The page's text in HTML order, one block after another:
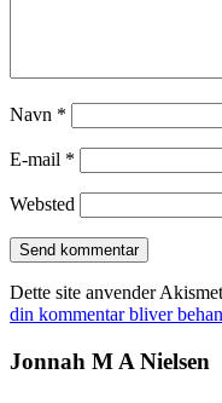
Navn *
E-mail *
Websted
Dette site anvender
din kommentar bliver
Jonnah M A Nielsen